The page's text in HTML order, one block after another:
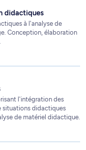
didactiques
à l'analyse de
Conception, élaboration
l'intégration des
situations didactiques
de matériel didactique.